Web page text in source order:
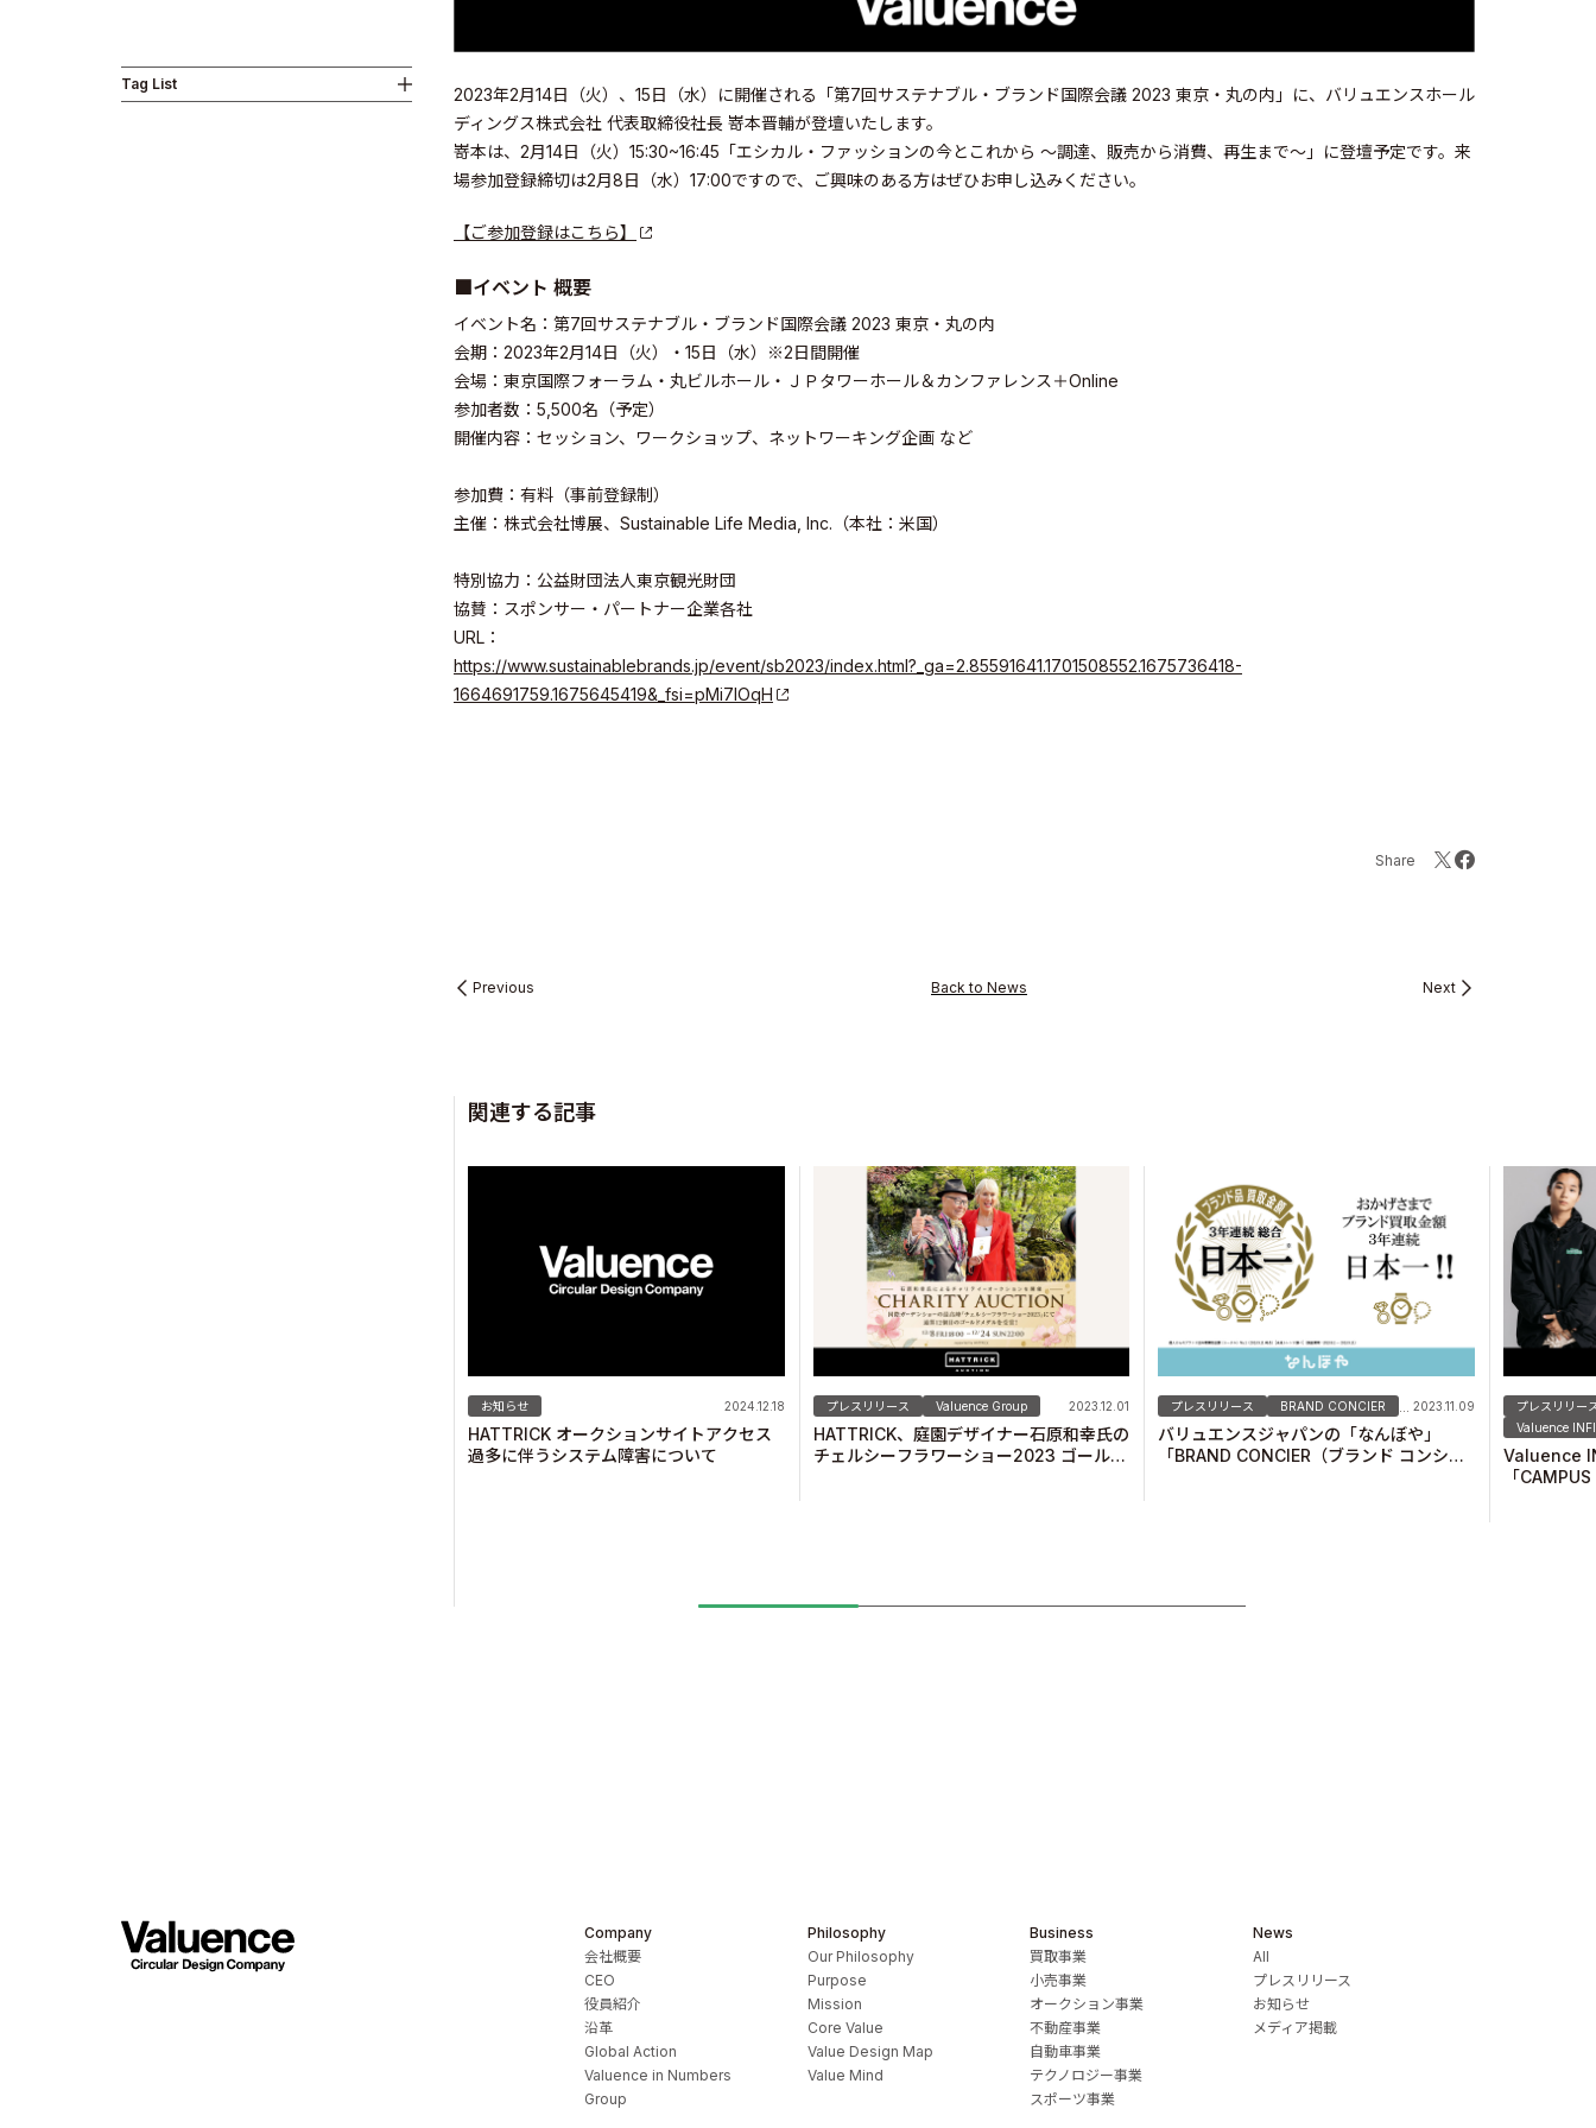
Business
Investor Relations
Sustainability
© Valuence Holdings Inc.
Tag List
2023年2月14日（火）、15日（水）に開催される「第7回サステナブル・ブランド国際会議 2023 東京・丸の内」に、バリュエンスホール
ディングス株式会社 代表取締役社長 嵜本晋輔が登壇いたします。
嵜本は、2月14日（火）15:30~16:45「エシカル・ファッションの今とこれから 〜調達、販売から消費、再生まで〜」に登壇予定です。来
場参加登録締切は2月8日（水）17:00ですので、ご興味のある方はぜひお申し込みください。
【ご参加登録はこちら】
■イベント 概要
イベント名：第7回サステナブル・ブランド国際会議 2023 東京・丸の内
会期：2023年2月14日（火）・15日（水）※2日間開催
会場：東京国際フォーラム・丸ビルホール・ＪＰタワーホール＆カンファレンス＋Online
参加者数：5,500名（予定）
開催内容：セッション、ワークショップ、ネットワーキング企画 など
参加費：有料（事前登録制）​
主催：株式会社博展、Sustainable Life Media, Inc.（本社：米国）
特別協力：公益財団法人東京観光財団
協賛：スポンサー・パートナー企業各社​
URL：
https://www.sustainablebrands.jp/event/sb2023/index.html?_ga=2.85591641.1701508552.1675736418-
1664691759.1675645419&_fsi=pMi7IOqH
Share
Previous Back to News Next
関連する記事
お知らせ 2024.12.18
HATTRICK オークションサイトアクセス
過多に伴うシステム障害について
プレスリリース Valuence Group 2023.12.01
HATTRICK、庭園デザイナー石原和幸氏の
チェルシーフラワーショー2023 ゴールド
プレスリリース BRAND CONCIER 2023.11.09
バリュエンスジャパンの「なんぼや」
「BRAND CONCIER（ブランド コンシェ
プレスリリー
Valuence
Valuence
「
Company
会社概要
CEO
役員紹介
沿革
Global Action
Valuence in Numbers
Group
Philosophy
Our Philosophy
Purpose
Mission
Core Value
Value Design Map
Value Mind
Business
買取事業
小売事業
オークション事業
不動産事業
自動車事業
テクノロジー事業
スポーツ事業
News
All
プレスリリース
お知らせ
メディア掲載